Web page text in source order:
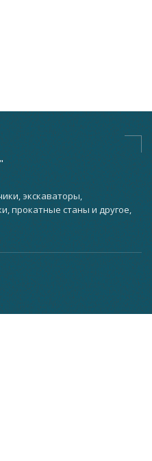
экскаваторы,
прокатные станы и другое,